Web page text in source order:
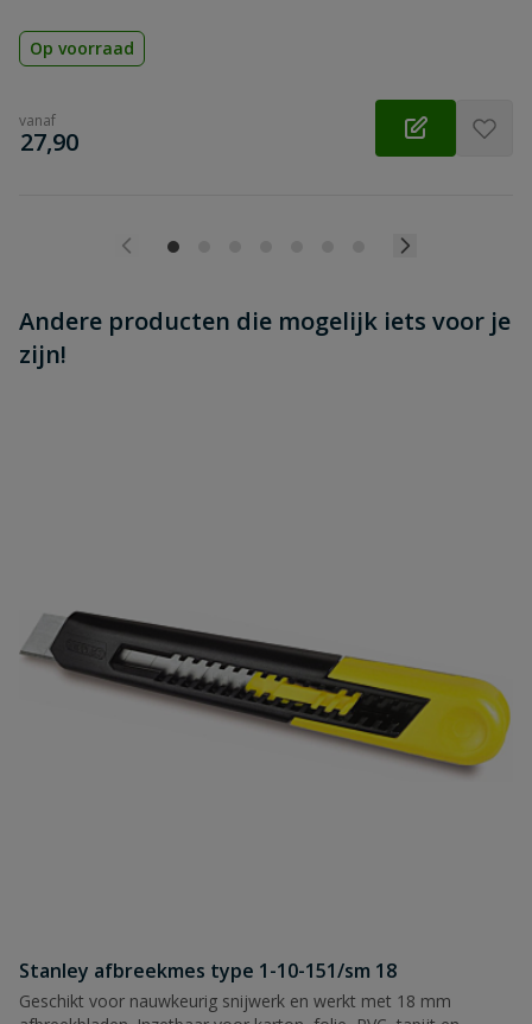
Op voorraad
vanaf
€
27,90
Andere producten die mogelijk iets voor je
zijn!
Stanley afbreekmes type 1-10-151/sm 18
Geschikt voor nauwkeurig snijwerk en werkt met 18 mm